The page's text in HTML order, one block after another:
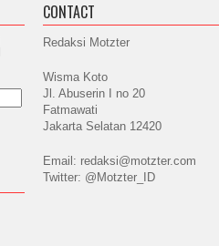
CONTACT
Redaksi Motzter
Wisma Koto
Jl. Abuserin I no 20
Fatmawati
Jakarta Selatan 12420
Email: redaksi@motzter.com
Twitter: @Motzter_ID